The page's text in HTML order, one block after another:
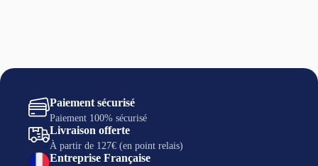
Paiement sécurisé
Paiement 100% sécurisé
Livraison offerte
À partir de 127€ (en point relais)
Entreprise Française